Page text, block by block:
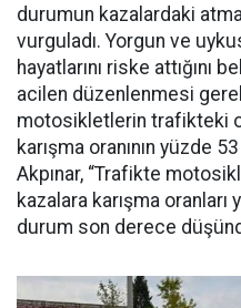
durumun kazalardaki
vurguladı. Yorgun ve
hayatlarını riske attığını
acilen düzenlenmesi
motosikletlerin trafikteki
karışma oranının yüzde
Akpınar, “Trafikte
kazalara karışma oranları
durum son derece